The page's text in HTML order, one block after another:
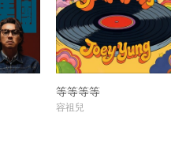
等等等等
容祖兒